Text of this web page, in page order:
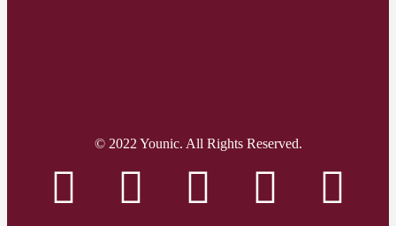
© 2022 Younic. All Rights Reserved.